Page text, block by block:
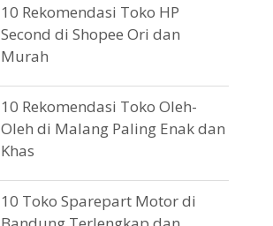
10 Rekomendasi Toko HP
Second di Shopee Ori dan
Murah
10 Rekomendasi Toko Oleh-
Oleh di Malang Paling Enak dan
Khas
10 Toko Sparepart Motor di